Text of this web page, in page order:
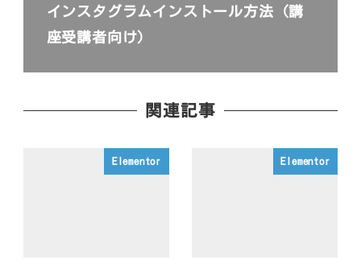
インスタグラムインストール方法（講
座受講者向け）
関連記事
Elementor Elementor